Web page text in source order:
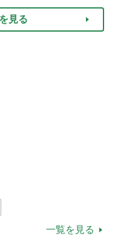
見る
一覧を見る